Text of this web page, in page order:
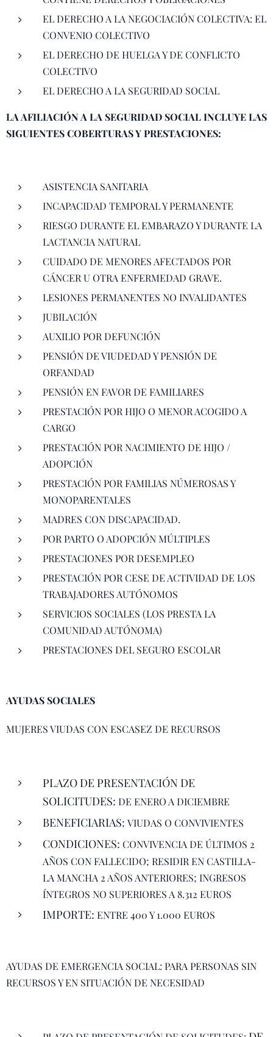
EL DERECHO A LA NEGOCIACIÓN COLECTIVA: EL
CONVENIO COLECTIVO
EL DERECHO DE HUELGA Y DE CONFLICTO
COLECTIVO
EL DERECHO A LA SEGURIDAD SOCIAL
LA AFILIACIÓN A LA SEGURIDAD SOCIAL INCLUYE LAS
SIGUIENTES COBERTURAS Y PRESTACIONES:
ASISTENCIA SANITARIA
INCAPACIDAD TEMPORAL Y PERMANENTE
RIESGO DURANTE EL EMBARAZO Y DURANTE LA
LACTANCIA NATURAL
CUIDADO DE MENORES AFECTADOS POR
CÁNCER U OTRA ENFERMEDAD GRAVE.
LESIONES PERMANENTES NO INVALIDANTES
JUBILACIÓN
AUXILIO POR DEFUNCIÓN
PENSIÓN DE VIUDEDAD Y PENSIÓN DE
ORFANDAD
PENSIÓN EN FAVOR DE FAMILIARES
PRESTACIÓN POR HIJO O MENOR ACOGIDO A
CARGO
PRESTACIÓN POR NACIMIENTO DE HIJO /
ADOPCIÓN
PRESTACIÓN POR FAMILIAS NÚMEROSAS Y
MONOPARENTALES
MADRES CON DISCAPACIDAD.
POR PARTO O ADOPCIÓN MÚLTIPLES
PRESTACIONES POR DESEMPLEO
PRESTACIÓN POR CESE DE ACTIVIDAD DE LOS
TRABAJADORES AUTÓNOMOS
SERVICIOS SOCIALES (LOS PRESTA LA
COMUNIDAD AUTÓNOMA)
PRESTACIONES DEL SEGURO ESCOLAR
AYUDAS SOCIALES
MUJERES VIUDAS CON ESCASEZ DE RECURSOS
PLAZO DE PRESENTACIÓN DE
SOLICITUDES: DE ENERO A DICIEMBRE
BENEFICIARIAS: VIUDAS O CONVIVIENTES
CONDICIONES: CONVIVENCIA DE ÚLTIMOS 2
AÑOS CON FALLECIDO; RESIDIR EN CASTILLA-
LA MANCHA 2 AÑOS ANTERIORES; INGRESOS
ÍNTEGROS NO SUPERIORES A 8.312 EUROS
IMPORTE: ENTRE 400 Y 1.000 EUROS
AYUDAS DE EMERGENCIA SOCIAL: PARA PERSONAS SIN
RECURSOS Y EN SITUACIÓN DE NECESIDAD